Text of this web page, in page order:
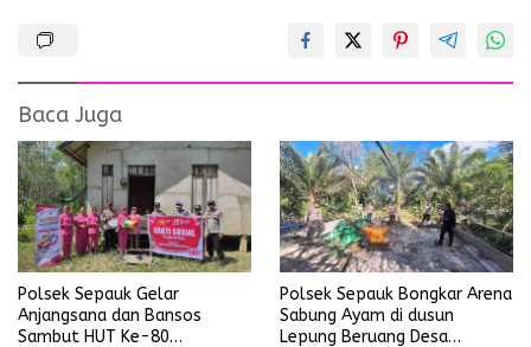
Baca Juga
Polsek Sepauk Gelar
Anjangsana dan Bansos
Sambut HUT Ke-80
Polsek Sepauk Bongkar Arena
Sabung Ayam di dusun
Lepung Beruang Desa